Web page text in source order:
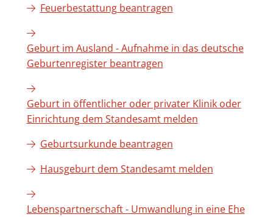
Feuerbestattung beantragen
Geburt im Ausland - Aufnahme in das deutsche
Geburtenregister beantragen
Geburt in öffentlicher oder privater Klinik oder
Einrichtung dem Standesamt melden
Geburtsurkunde beantragen
Hausgeburt dem Standesamt melden
Lebenspartnerschaft - Umwandlung in eine Ehe